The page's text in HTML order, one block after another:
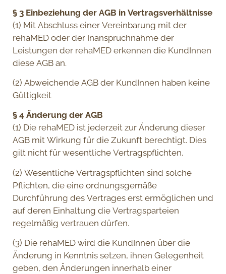
§ 3 Einbeziehung der AGB in Vertragsverhältnisse
(1) Mit Abschluss einer Vereinbarung mit der
rehaMED oder der Inanspruchnahme der
Leistungen der rehaMED erkennen die KundInnen
diese AGB an.
(2) Abweichende AGB der KundInnen haben keine
Gültigkeit
§ 4 Änderung der AGB
(1) Die rehaMED ist jederzeit zur Änderung dieser
AGB mit Wirkung für die Zukunft berechtigt. Dies
gilt nicht für wesentliche Vertragspflichten.
(2) Wesentliche Vertragspflichten sind solche
Pflichten, die eine ordnungsgemäße
Durchführung des Vertrages erst ermöglichen und
auf deren Einhaltung die Vertragsparteien
regelmäßig vertrauen dürfen.
(3) Die rehaMED wird die KundInnen über die
Änderung in Kenntnis setzen, ihnen Gelegenheit
geben, den Änderungen innerhalb einer